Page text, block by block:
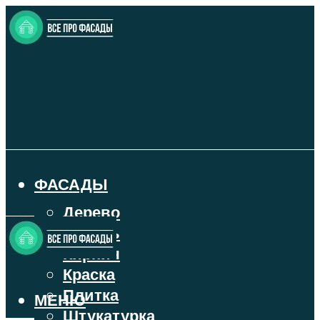
ФАСАДЫ
Дерево
Камень
Кирпич
Краска
Плитка
Штукатурка
МЕНЮ